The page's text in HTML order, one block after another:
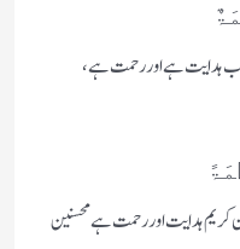
ہدایت ہے اور رحمت ہے،
ہدایت اور رحمت ہے محسنین